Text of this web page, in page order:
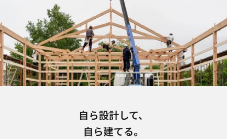
自ら設計して、
自ら建てる。